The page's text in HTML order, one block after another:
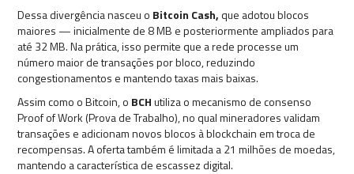
Dessa divergência nasceu o Bitcoin Cash,que adotou blocos
maiores — inicialmente de 8 MB e posteriormente ampliados para
até 32 MB. Na prática, isso permite que a rede processe um
número maior de transações por bloco, reduzindo
congestionamentos e mantendo taxas mais baixas.
Assim como o Bitcoin, o BCHutiliza o mecanismo de consenso
Proof of Work (Prova de Trabalho), no qual mineradores validam
transações e adicionam novos blocos à blockchain em troca de
recompensas. A oferta também é limitada a 21 milhões de moedas,
mantendo a característica de escassez digital.